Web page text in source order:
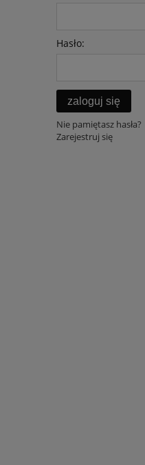
Hasło:
zaloguj się
Nie pamiętasz hasła?
Zarejestruj się